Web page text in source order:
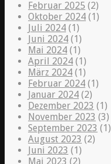
Februar 2025 (2)
Oktober 2024 (1)
Juli 2024 (1)
Juni 2024 (1)
Mai 2024 (1)
April 2024 (1)
März 2024 (1)
Februar 2024 (1)
Januar 2024 (2)
Dezember 2023 (1)
November 2023 (3)
September 2023 (1)
August 2023 (2)
Juni 2023 (1)
Mai 2023 (2)